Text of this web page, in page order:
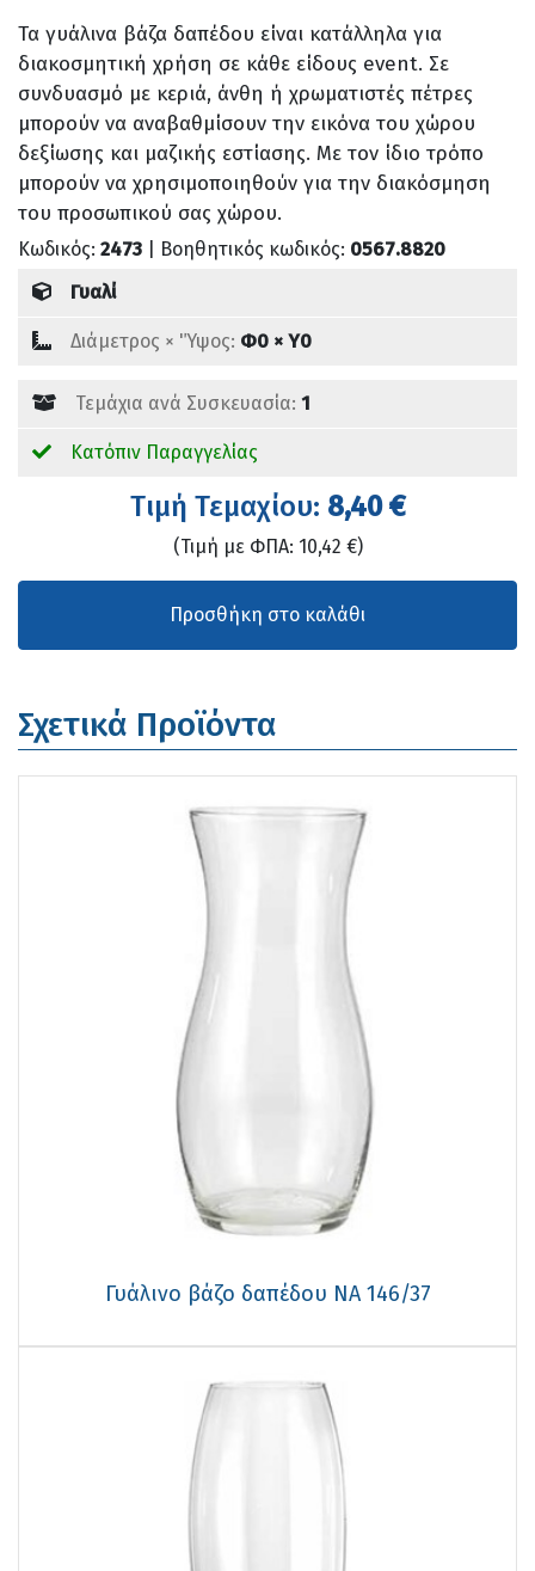
Τα γυάλινα βάζα δαπέδου είναι κατάλληλα για
διακοσμητική χρήση σε κάθε είδους event. Σε
συνδυασμό με κεριά, άνθη ή χρωματιστές πέτρες
μπορούν να αναβαθμίσουν την εικόνα του χώρου
δεξίωσης και μαζικής εστίασης. Με τον ίδιο τρόπο
μπορούν να χρησιμοποιηθούν για την διακόσμηση
του προσωπικού σας χώρου.
Κωδικός: 2473 | Βοηθητικός κωδικός: 0567.8820
Γυαλί
Διάμετρος × 'Ύψος: Φ0 × Υ0
Τεμάχια ανά Συσκευασία: 1
Κατόπιν Παραγγελίας
Tιμή Τεμαχίου: 8,40 €
(Τιμή με ΦΠΑ: 10,42 €)
Σχετικά Προϊόντα
Γυάλινο βάζο δαπέδου NA 146/37